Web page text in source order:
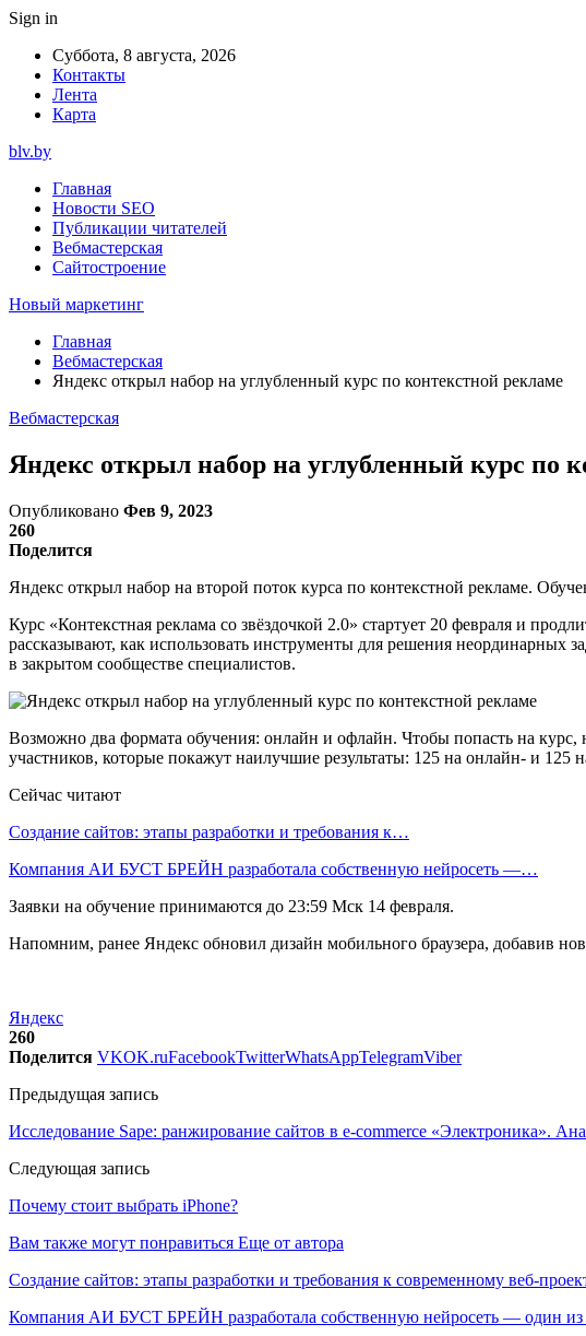
Sign in
Суббота, 8 августа, 2026
Контакты
Лента
Карта
blv.by
Главная
Новости SEO
Публикации читателей
Вебмастерская
Сайтостроение
Новый маркетинг
Главная
Вебмастерская
Яндекс открыл набор на углубленный курс по контекстной рекламе
Вебмастерская
Яндекс открыл набор на углубленный курс по
Опубликовано Фев 9, 2023
260
Поделится
Яндекс открыл набор на второй поток курса по контекстной рекламе.
Курс «Контекстная реклама со звёздочкой 2.0» стартует 20 февраля и
рассказывают, как использовать инструменты для решения
в закрытом сообществе специалистов.
Возможно два формата обучения: онлайн и офлайн. Чтобы попасть на курс,
участников, которые покажут наилучшие результаты: 125 на онлайн- и 125
Сейчас читают
Создание сайтов: этапы разработки и требования к…
Компания АИ БУСТ БРЕЙН разработала собственную нейросеть —…
Заявки на обучение принимаются до 23:59 Мск 14 февраля.
Напомним, ранее Яндекс обновил дизайн мобильного браузера, добавив
Яндекс
260
Поделится VKOK.ruFacebookTwitterWhatsAppTelegramViber
Предыдущая запись
Исследование Sape: ранжирование сайтов в e-commerce «Электроника».
Следующая запись
Почему стоит выбрать iPhone?
Вам также могут понравиться Еще от автора
Создание сайтов: этапы разработки и требования к современному веб-
Компания АИ БУСТ БРЕЙН разработала собственную нейросеть — один